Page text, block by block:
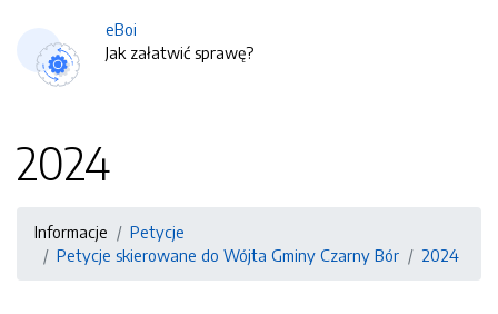
eBoi
Jak załatwić sprawę?
2024
Informacje
Petycje
Petycje skierowane do Wójta Gminy Czarny Bór
2024